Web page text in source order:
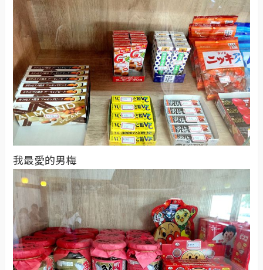
我最愛的男梅